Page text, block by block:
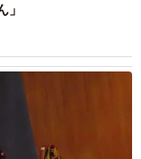
くならないよう
った効果を期待
がります。
応じた税率設定
通渋滞を分散さ
」